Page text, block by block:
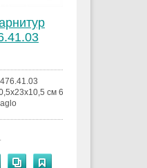
см 6936763300566